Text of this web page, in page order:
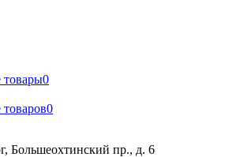
товары0
0
Большеохтинский пр., д. 6